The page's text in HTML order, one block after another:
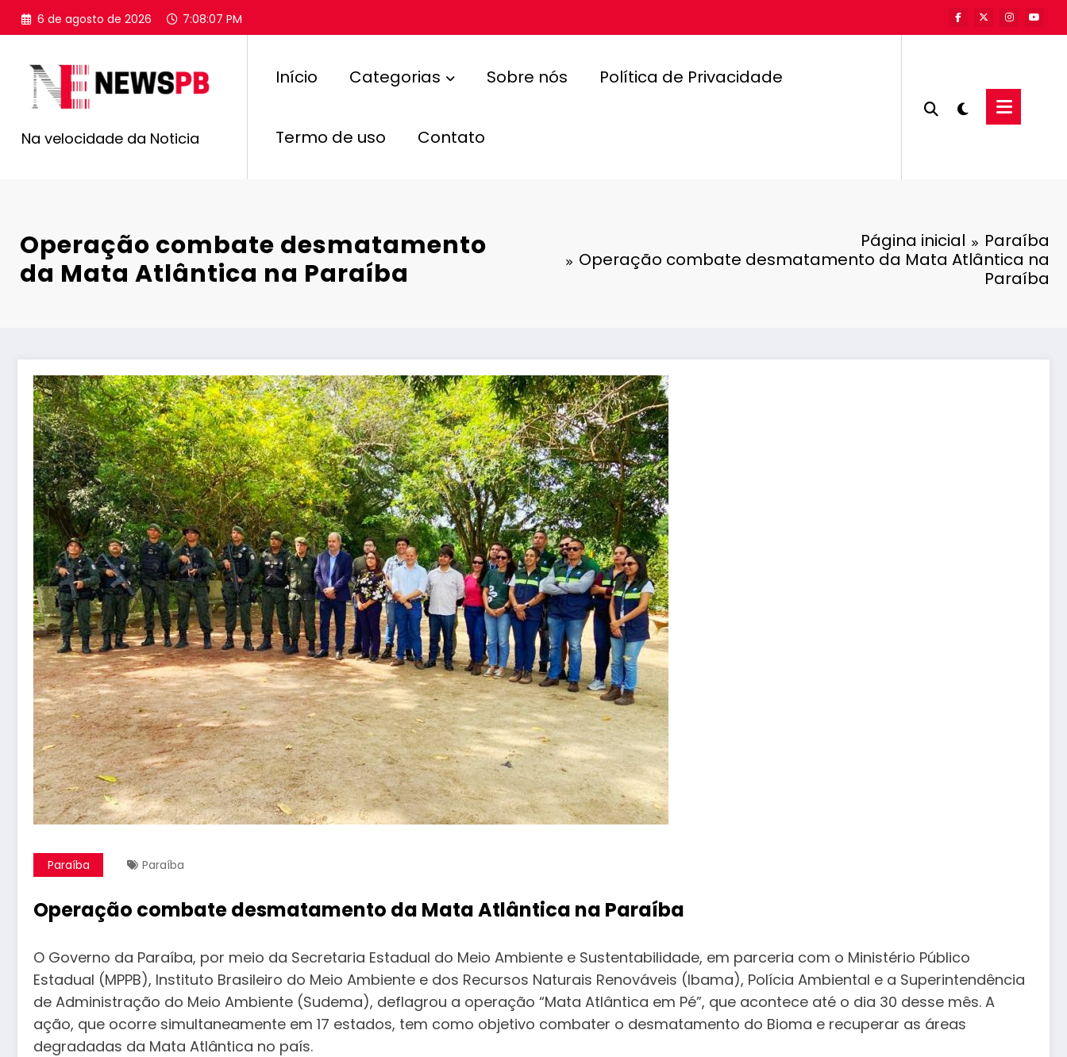
Pular
para
conteúdo
6 de agosto de 2026 7:08:09 PM
Na velocidade da Noticia
Início Categorias Sobre nós Política de Privacidade
Termo de uso Contato
Operação combate desmatamento
da Mata Atlântica na Paraíba
Página inicial
Paraíba
Operação combate desmatamento da Mata Atlântica na
Paraíba
Paraíba Paraíba
Operação combate desmatamento da Mata Atlântica na Paraíba
O Governo da Paraíba, por meio da Secretaria Estadual do Meio Ambiente e Sustentabilidade, em parceria com o Ministério Público
Estadual (MPPB), Instituto Brasileiro do Meio Ambiente e dos Recursos Naturais Renováveis (Ibama), Polícia Ambiental e a Superintendência
de Administração do Meio Ambiente (Sudema), deflagrou a operação “Mata Atlântica em Pé”, que acontece até o dia 30 desse mês. A
ação, que ocorre simultaneamente em 17 estados, tem como objetivo combater o desmatamento do Bioma e recuperar as áreas
degradadas da Mata Atlântica no país.